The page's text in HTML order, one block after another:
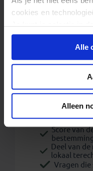
cookies en
Je kunt je selectie in
onder aan de pagina
toekomst wijzigen.Alle
Alleen
100
Wat houdt dit
Score van
bestemming
Deel van
lokaal
Vragen die